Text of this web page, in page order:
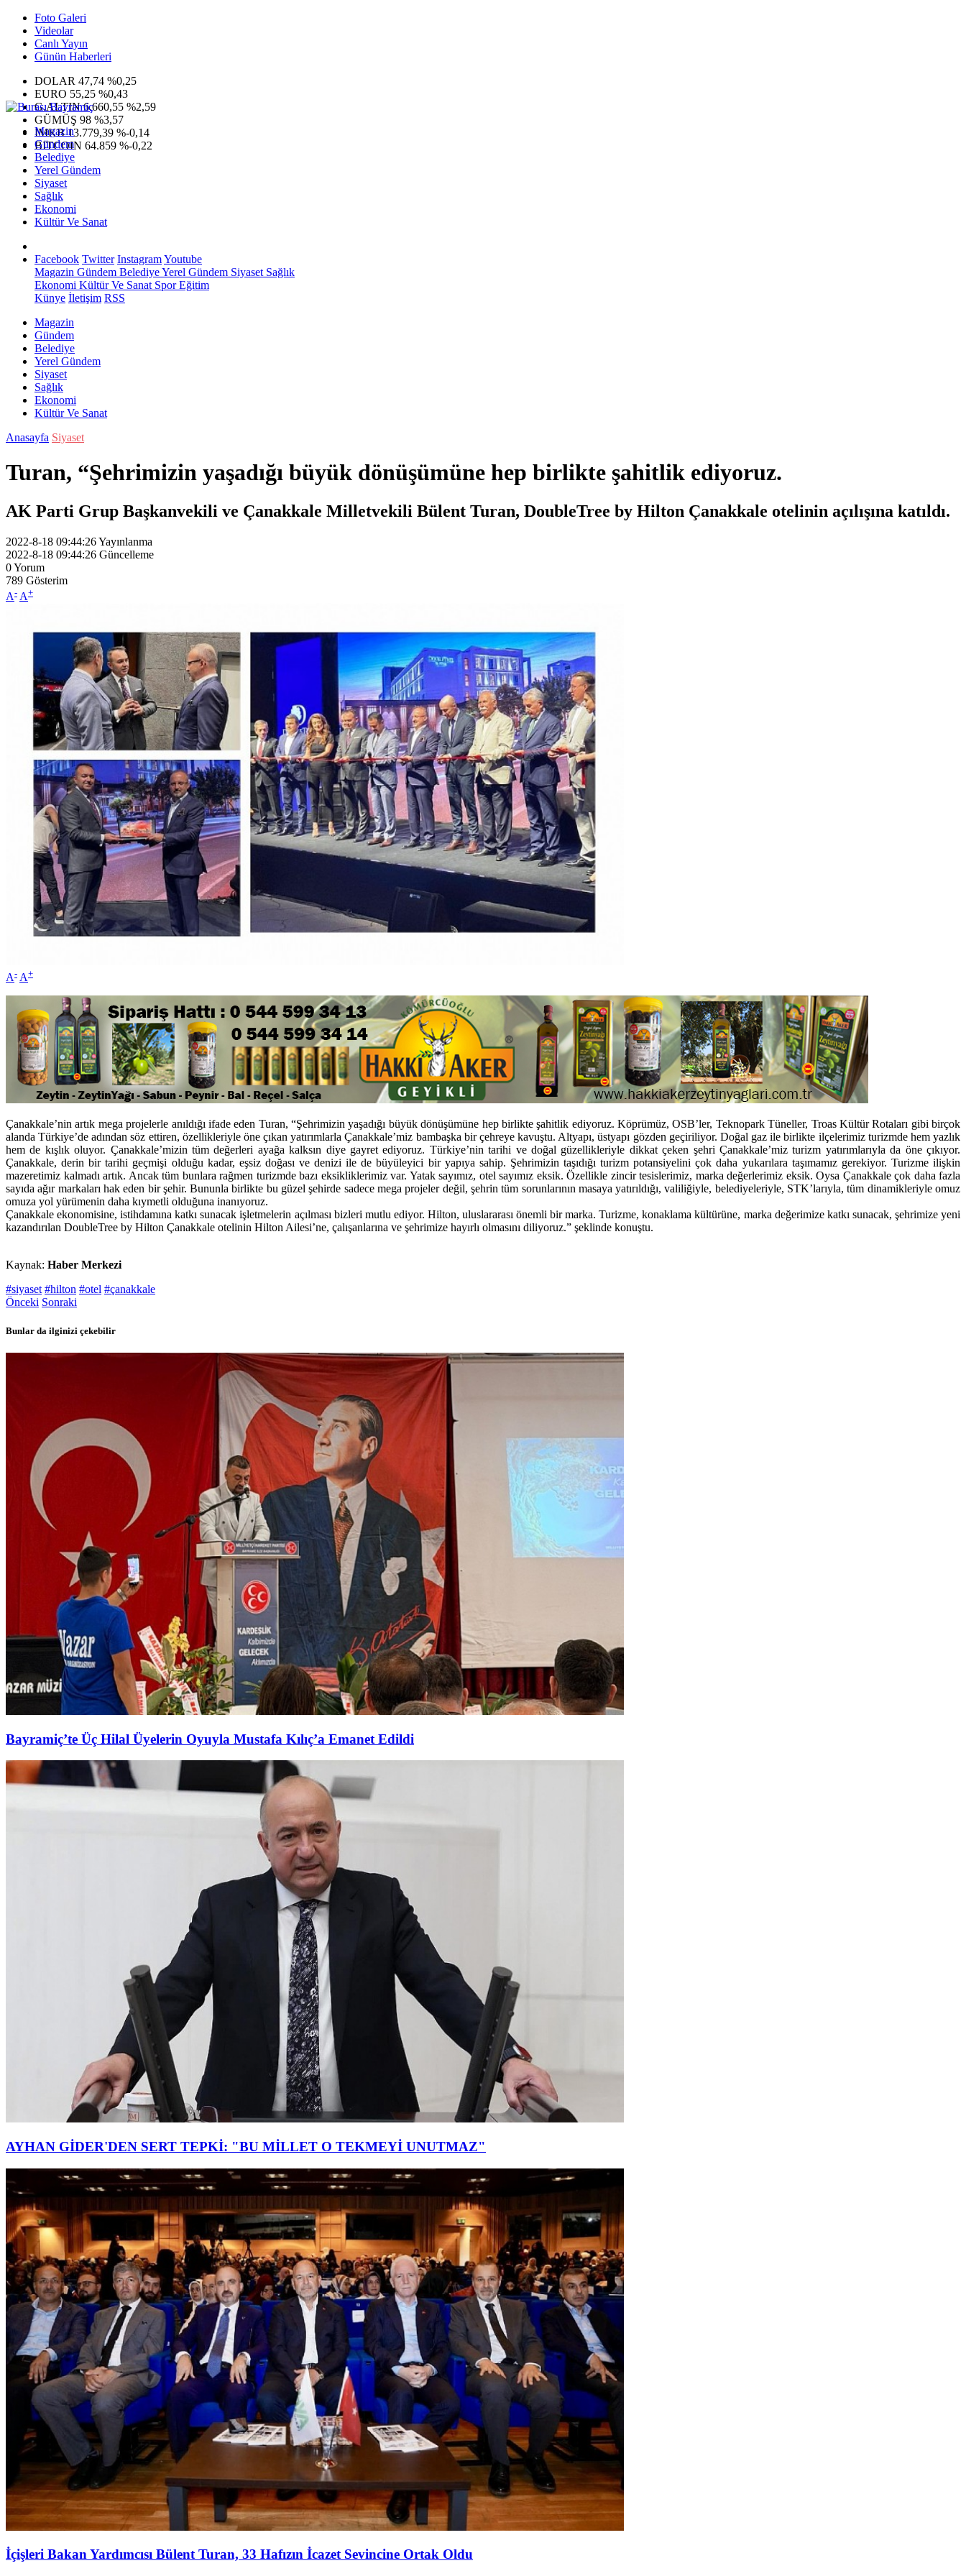
Foto Galeri
Videolar
Canlı Yayın
Günün Haberleri
DOLAR 47,74 %0,25
EURO 55,25 %0,43
G.ALTIN6.660,55 %2,59
GÜMÜŞ 98 %3,57
IMKB13.779,39 %-0,14
BITCOIN 64.859 %-0,22
Magazin
Gündem
Belediye
Yerel Gündem
Siyaset
Sağlık
Ekonomi
Kültür Ve Sanat
Facebook Twitter InstagramYoutube
Magazin Gündem BelediyeYerel Gündem Siyaset Sağlık
Ekonomi Kültür Ve Sanat SporEğitim
Künye İletişim RSS
Magazin
Gündem
Belediye
Yerel Gündem
Siyaset
Sağlık
Ekonomi
Kültür Ve Sanat
Anasayfa Siyaset
Turan, “Şehrimizin yaşadığı büyük dönüşümüne hep birlikte şahitlik ediyoruz.
AK Parti Grup Başkanvekili ve Çanakkale Milletvekili Bülent Turan, DoubleTree by Hilton Çanakkale otelinin açılışına katıldı.
2022-8-18 09:44:26Yayınlanma
2022-8-18 09:44:26 Güncelleme
0Yorum
789 Gösterim
A- A+
A- A+
Çanakkale’nin artık mega projelerle anıldığı ifade eden Turan, “Şehrimizin yaşadığı büyük dönüşümüne hep birlikte şahitlik ediyoruz. Köprümüz, OSB’ler, Teknopark Tüneller, Troas Kültür Rotaları gibi birçok
alanda Türkiye’de adından söz ettiren, özellikleriyle öne çıkan yatırımlarla Çanakkale’miz bambaşka bir çehreye kavuştu. Altyapı, üstyapı gözden geçiriliyor. Doğal gaz ile birlikte ilçelerimiz turizmde hem yazlık
hem de kışlık oluyor. Çanakkale’mizin tüm değerleri ayağa kalksın diye gayret ediyoruz. Türkiye’nin tarihi ve doğal güzellikleriyle dikkat çeken şehri Çanakkale’miz turizm yatırımlarıyla da öne çıkıyor.
Çanakkale, derin bir tarihi geçmişi olduğu kadar, eşsiz doğası ve denizi ile de büyüleyici bir yapıya sahip. Şehrimizin taşıdığı turizm potansiyelini çok daha yukarılara taşımamız gerekiyor. Turizme ilişkin
mazeretimiz kalmadı artık. Ancak tüm bunlara rağmen turizmde bazı eksikliklerimiz var. Yatak sayımız, otel sayımız eksik. Özellikle zincir tesislerimiz, marka değerlerimiz eksik. Oysa Çanakkale çok daha fazla
sayıda ağır markaları hak eden bir şehir. Bununla birlikte bu güzel şehirde sadece mega projeler değil, şehrin tüm sorunlarının masaya yatırıldığı, valiliğiyle, belediyeleriyle, STK’larıyla, tüm dinamikleriyle omuz
omuza yol yürümenin daha kıymetli olduğuna inanıyoruz.
Çanakkale ekonomisine, istihdamına katkı sunacak işletmelerin açılması bizleri mutlu ediyor. Hilton, uluslararası önemli bir marka. Turizme, konaklama kültürüne, marka değerimize katkı sunacak, şehrimize yeni
kazandırılan DoubleTree by Hilton Çanakkale otelinin Hilton Ailesi’ne, çalışanlarına ve şehrimize hayırlı olmasını diliyoruz.” şeklinde konuştu.
Kaynak: Haber Merkezi
#siyaset #hilton #otel #çanakkale
Önceki Sonraki
Bunlar da ilginizi çekebilir
Bayramiç’te Üç Hilal Üyelerin Oyuyla Mustafa Kılıç’a Emanet Edildi
AYHAN GİDER'DEN SERT TEPKİ: "BU MİLLET O TEKMEYİ UNUTMAZ"
İçişleri Bakan Yardımcısı Bülent Turan, 33 Hafızın İcazet Sevincine Ortak Oldu